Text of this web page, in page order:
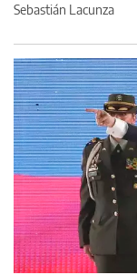
Sebastián Lacunza